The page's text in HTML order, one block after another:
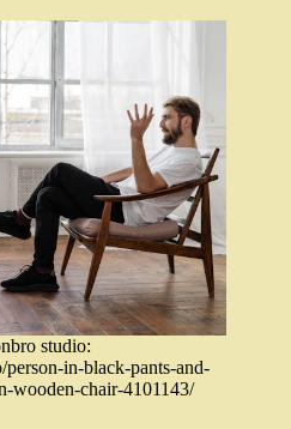
studio:
in-black-pants-and-
wooden-chair-4101143/